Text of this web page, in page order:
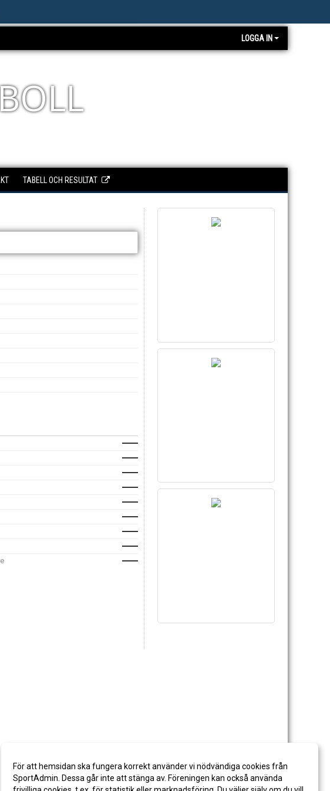
LOGGA IN
TABELL OCH RESULTAT
För att hemsidan ska fungera korrekt använder vi nödvändiga cookies från
SportAdmin. Dessa går inte att stänga av. Föreningen kan också använda